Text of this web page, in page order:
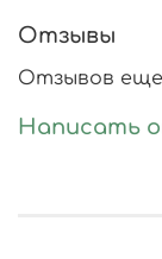
грамм. Метод
Отзывы
Отзывов
Написать